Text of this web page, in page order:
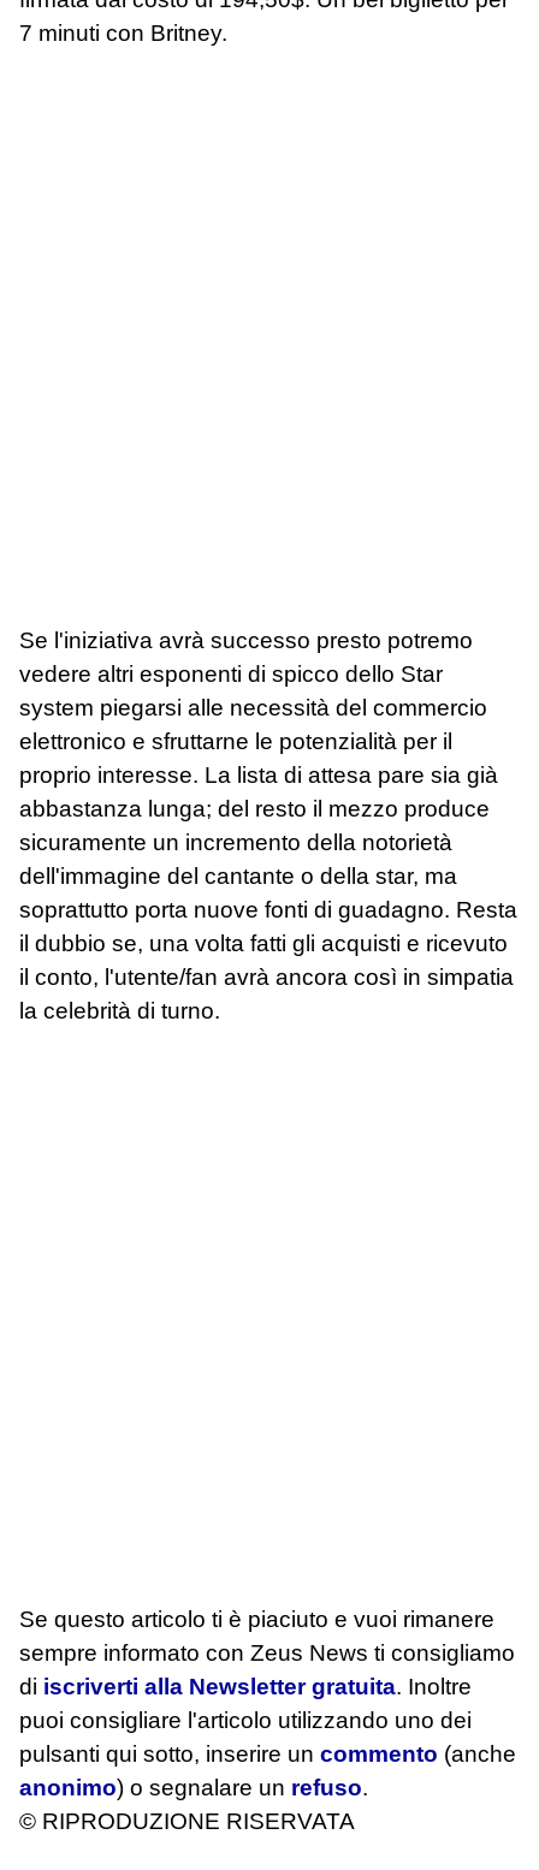
7 minuti con Britney.
Se l'iniziativa avrà successo presto potremo
vedere altri esponenti di spicco dello Star
system piegarsi alle necessità del commercio
elettronico e sfruttarne le potenzialità per il
proprio interesse. La lista di attesa pare sia già
abbastanza lunga; del resto il mezzo produce
sicuramente un incremento della notorietà
dell'immagine del cantante o della star, ma
soprattutto porta nuove fonti di guadagno. Resta
il dubbio se, una volta fatti gli acquisti e ricevuto
il conto, l'utente/fan avrà ancora così in simpatia
la celebrità di turno.
Se questo articolo ti è piaciuto e vuoi rimanere
sempre informato con Zeus News ti consigliamo
di iscriverti alla Newsletter gratuita. Inoltre
puoi consigliare l'articolo utilizzando uno dei
pulsanti qui sotto, inserire un commento (anche
anonimo) o segnalare un refuso.
© RIPRODUZIONE RISERVATA